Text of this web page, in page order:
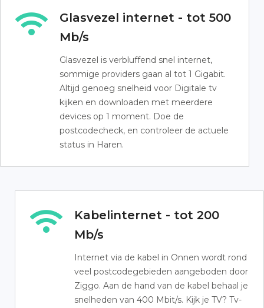
Glasvezel internet - tot 500
Mb/s
Glasvezel is verbluffend snel internet,
sommige providers gaan al tot 1 Gigabit.
Altijd genoeg snelheid voor Digitale tv
kijken en downloaden met meerdere
devices op 1 moment. Doe de
postcodecheck, en controleer de actuele
status in Haren.
Kabelinternet - tot 200
Mb/s
Internet via de kabel in Onnen wordt rond
veel postcodegebieden aangeboden door
Ziggo. Aan de hand van de kabel behaal je
snelheden van 400 Mbit/s. Kijk je TV? Tv-